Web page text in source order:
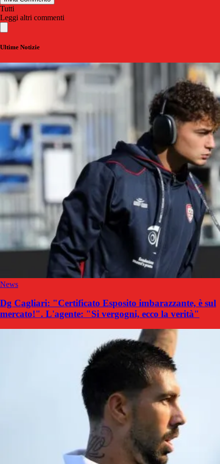
Tutti
Leggi altri commenti
Ultime Notizie
News
Dg Cagliari: "Certificato Esposito imbarazzante, è sul
mercato!". L'agente: "Si vergogni, ecco la verità"